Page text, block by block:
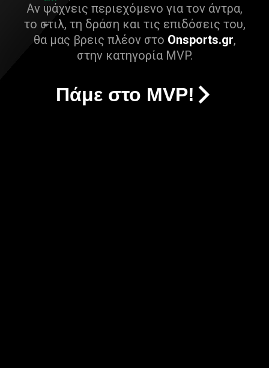
Αν ψάχνεις περιεχόμενο για τον άντρα,
το στιλ, τη δράση και τις επιδόσεις του,
θα μας βρεις πλέον στο Onsports.gr,
στην κατηγορία MVP.
Πάμε στο MVP!